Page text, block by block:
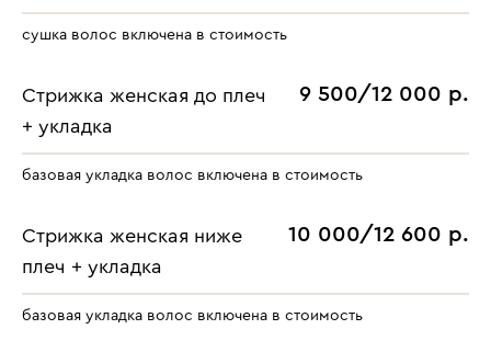
сушка волос включена в стоимость
Стрижка женская до плеч
+ укладка
9 500/12 000 р.
базовая укладка волос включена в стоимость
Стрижка женская ниже
плеч + укладка
10 000/12 600 р.
базовая укладка волос включена в стоимость